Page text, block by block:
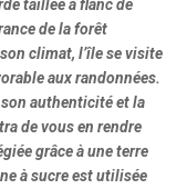
taillée à flanc de
de la forêt
climat, l’île se visite
aux randonnées.
son authenticité et la
de vous en rendre
grâce à une terre
à sucre est utilisée